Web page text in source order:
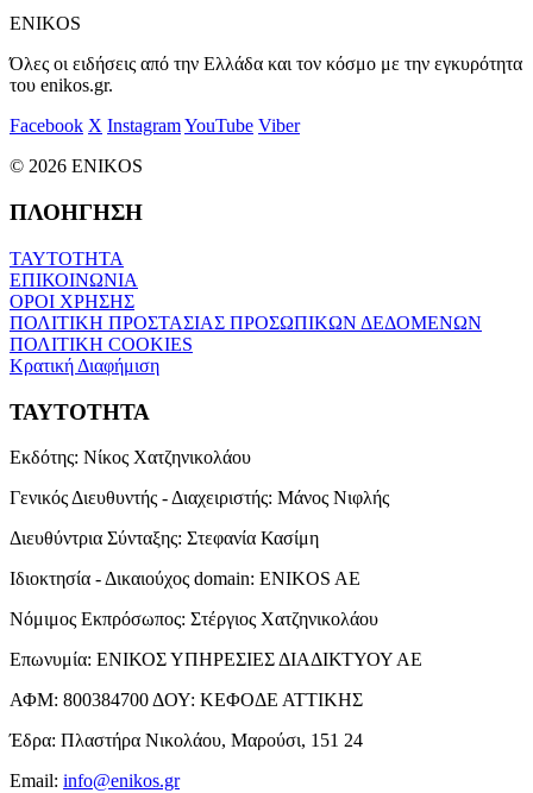
ENIKOS
Όλες οι ειδήσεις από την Ελλάδα και τον κόσμο με την εγκυρότητα
του enikos.gr.
Facebook X InstagramYouTube Viber
© 2026 ENIKOS
ΠΛΟΗΓΗΣΗ
ΤΑΥΤΟΤΗΤΑ
ΕΠΙΚΟΙΝΩΝΙΑ
ΟΡΟΙ ΧΡΗΣΗΣ
ΠΟΛΙΤΙΚΗ ΠΡΟΣΤΑΣΙΑΣ ΠΡΟΣΩΠΙΚΩΝ ΔΕΔΟΜΕΝΩΝ
ΠΟΛΙΤΙΚΗ COOKIES
Κρατική Διαφήμιση
ΤΑΥΤΟΤΗΤΑ
Εκδότης: Νίκος Χατζηνικολάου
Γενικός Διευθυντής - Διαχειριστής: Μάνος Νιφλής
Διευθύντρια Σύνταξης: Στεφανία Κασίμη
Ιδιοκτησία - Δικαιούχος domain: ENIKOS AE
Νόμιμος Εκπρόσωπος: Στέργιος Χατζηνικολάου
Επωνυμία: ΕΝΙΚΟΣ ΥΠΗΡΕΣΙΕΣ ΔΙΑΔΙΚΤΥΟΥ ΑΕ
ΑΦΜ: 800384700 ΔΟΥ: ΚΕΦΟΔΕ ΑΤΤΙΚΗΣ
Έδρα: Πλαστήρα Νικολάου, Μαρούσι, 151 24
Email: info@enikos.gr